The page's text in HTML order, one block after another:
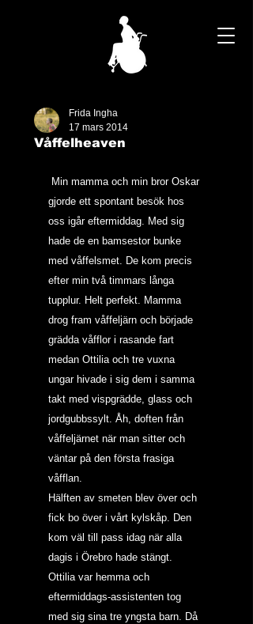
Våffelheaven
Frida Ingha
17 mars 2014
gjorde ett spontant besök hos
oss igår eftermiddag. Med sig
hade de en bamsestor bunke
med våffelsmet. De kom precis
efter min två timmars långa
tupplur. Helt perfekt. Mamma
drog fram våffeljärn och började
grädda våfflor i rasande fart
medan Ottilia och tre vuxna
ungar hivade i sig dem i samma
takt med vispgrädde, glass och
jordgubbssylt. Åh, doften från
våffeljärnet när man sitter och
väntar på den första frasiga
våfflan.
Hälften av smeten blev över och
fick bo över i vårt kylskåp. Den
kom väl till pass idag när alla
dagis i Örebro hade stängt.
Ottilia var hemma och
eftermiddags-assistenten tog
med sig sina tre yngsta barn. Då